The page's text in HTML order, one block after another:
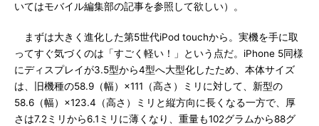
いてはモバイル編集部の記事を参照して欲しい）。
まずは大きく進化した第5世代iPod touchから。実機を手に取
ってすぐ気づくのは「すごく軽い！」という点だ。iPhone 5同様
にディスプレイが3.5型から4型へ大型化したため、本体サイズ
は、旧機種の58.9（幅）×111（高さ）ミリに対して、新型の
58.6（幅）×123.4（高さ）ミリと縦方向に長くなる一方で、厚
さは7.2ミリから6.1ミリに薄くなり、重量も102グラムから88グ